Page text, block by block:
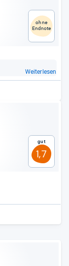
ohne
Endnote
Weiterlesen
Gut
1,7